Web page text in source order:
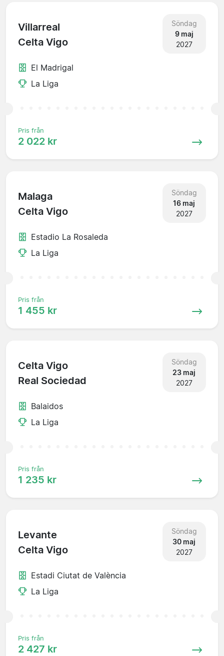
Villarreal
Celta Vigo
Söndag
9 maj
2027
El Madrigal
La Liga
Pris från
2 022 kr
Malaga
Celta Vigo
Söndag
16 maj
2027
Estadio La Rosaleda
La Liga
Pris från
1 455 kr
Celta Vigo
Real Sociedad
Söndag
23 maj
2027
Balaidos
La Liga
Pris från
1 235 kr
Levante
Celta Vigo
Söndag
30 maj
2027
Estadi Ciutat de València
La Liga
Pris från
2 427 kr